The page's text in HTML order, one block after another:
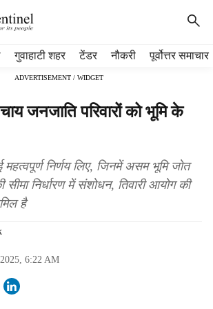
गुवाहाटी शहर टेंडर नौकरी पूर्वोत्तर समाचार
ADVERTISEMENT / WIDGET
जनजाति परिवारों को भूमि के
निर्णय लिए, जिनमें असम भूमि जोत
निर्धारण में संशोधन, तिवारी आयोग की
है
6:22 AM